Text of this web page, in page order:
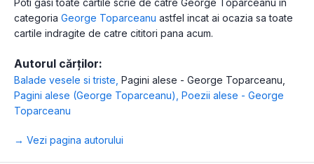
Poti gasi toate cartile scrie de catre George Toparceanu in
categoria George Toparceanu astfel incat ai ocazia sa toate
cartile indragite de catre cititori pana acum.
Autorul cărților:
Balade vesele si triste Pagini alese - George Toparceanu
Pagini alese (George Toparceanu) Poezii alese - George
Toparceanu
→ Vezi pagina autorului